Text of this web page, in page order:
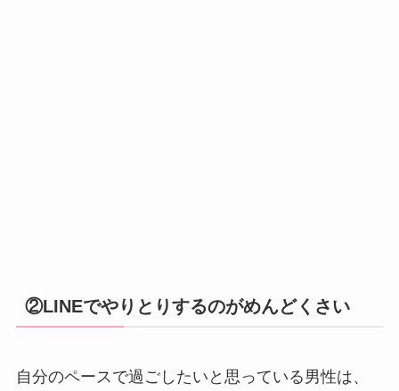
②LINEでやりとりするのがめんどくさい
自分のペースで過ごしたいと思っている男性は、